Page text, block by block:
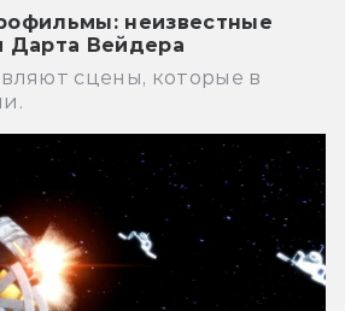
неизвестные
Дарта Вейдера
сцены, которые в